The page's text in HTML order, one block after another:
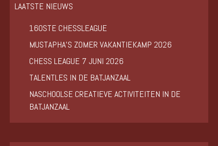
LAATSTE NIEUWS
160STE CHESSLEAGUE
MUSTAPHA’S ZOMER VAKANTIEKAMP 2026
CHESS LEAGUE 7 JUNI 2026
TALENTLES IN DE BATJANZAAL
NASCHOOLSE CREATIEVE ACTIVITEITEN IN DE
BATJANZAAL